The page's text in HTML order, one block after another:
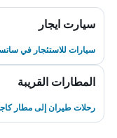
سيارت ايجار
سيارات للاستئجار في
المطارات القريبة
رحلات طيران إلى مطار